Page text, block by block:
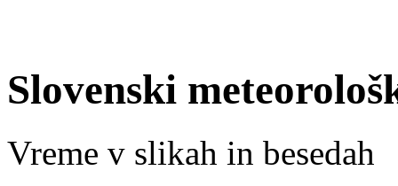
Slovenski
Vreme v slikah in besedah